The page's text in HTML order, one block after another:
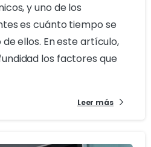
y uno de los
es cuánto tiempo se
ellos. En este artículo,
los factores que
Leer más